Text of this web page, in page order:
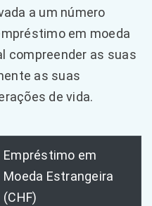
a um número
em moeda
compreender as suas
as suas
de vida.
Empréstimo em
Moeda Estrangeira
(CHF)